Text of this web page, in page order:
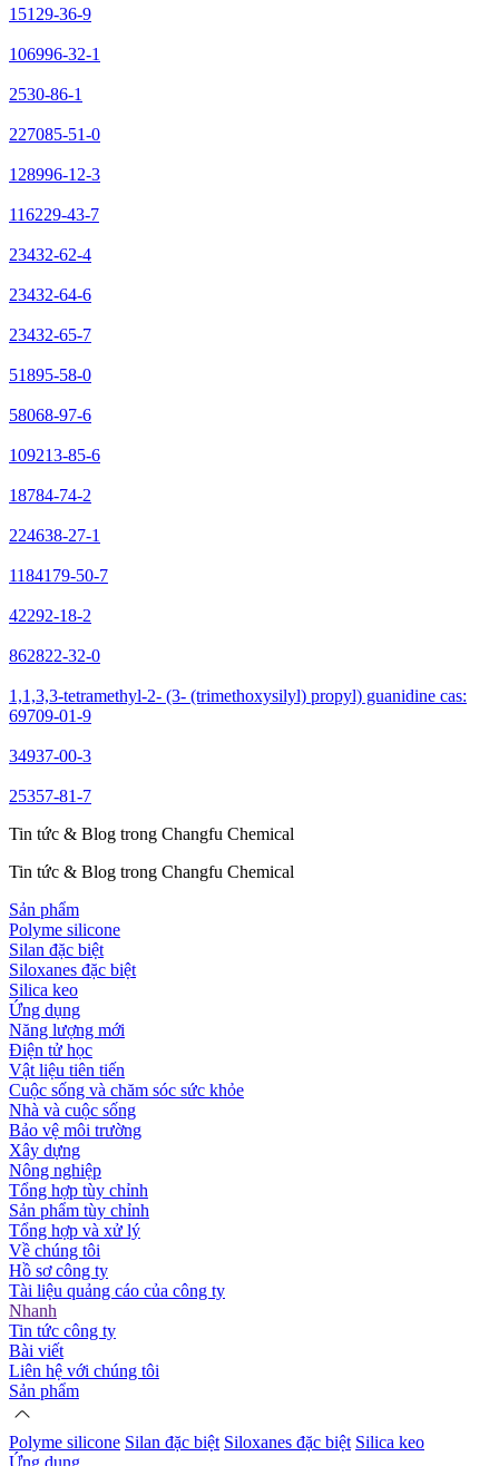
15129-36-9
106996-32-1
2530-86-1
227085-51-0
128996-12-3
116229-43-7
23432-62-4
23432-64-6
23432-65-7
51895-58-0
58068-97-6
109213-85-6
18784-74-2
224638-27-1
1184179-50-7
42292-18-2
862822-32-0
1,1,3,3-tetramethyl-2- (3- (trimethoxysilyl) propyl) guanidine cas:
69709-01-9
34937-00-3
25357-81-7
Tin tức & Blog trong Changfu Chemical
Tin tức & Blog trong Changfu Chemical
Sản phẩm
Polyme silicone
Silan đặc biệt
Siloxanes đặc biệt
Silica keo
Ứng dụng
Năng lượng mới
Điện tử học
Vật liệu tiên tiến
Cuộc sống và chăm sóc sức khỏe
Nhà và cuộc sống
Bảo vệ môi trường
Xây dựng
Nông nghiệp
Tổng hợp tùy chỉnh
Sản phẩm tùy chỉnh
Tổng hợp và xử lý
Về chúng tôi
Hồ sơ công ty
Tài liệu quảng cáo của công ty
Nhanh
Tin tức công ty
Bài viết
Liên hệ với chúng tôi
Sản phẩm
Polyme silicone Silan đặc biệt Siloxanes đặc biệt Silica keo
Ứng dụng